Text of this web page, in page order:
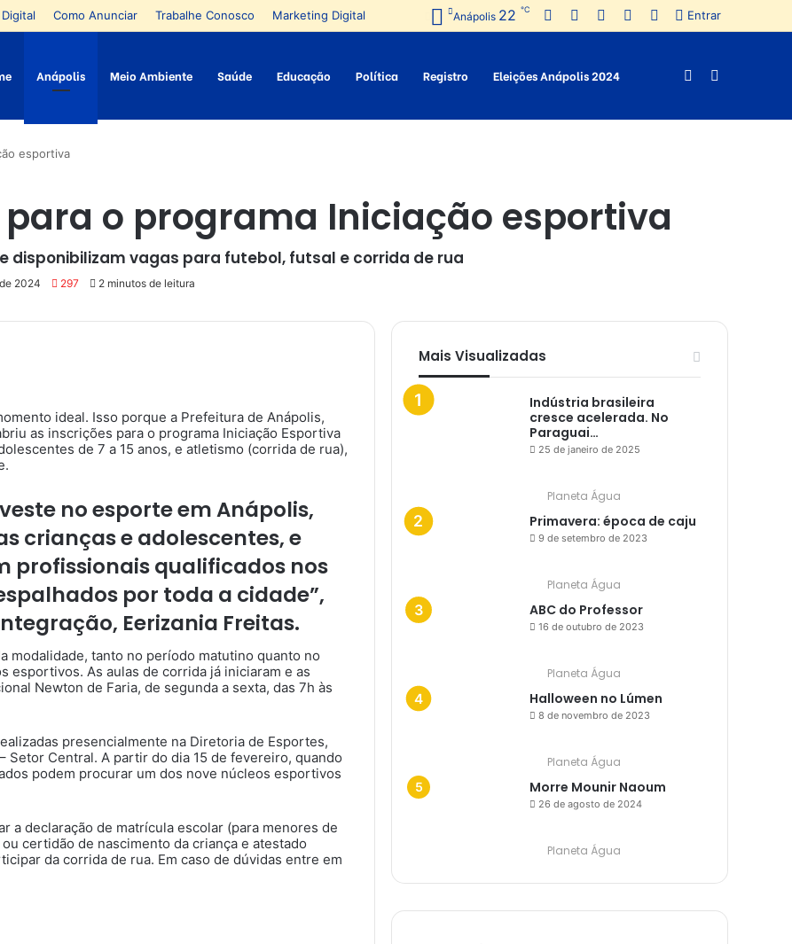
Como Anunciar Trabalhe Conosco Marketing Digital Entrar
Instagram
YouTube
Pinterest
Twitter
Facebook
Anápolis 22 ℃
Anápolis Meio Ambiente Saúde Educação Política Registro Eleições Anápolis 2024 Switch
esportiva
o programa Iniciação esportiva
disponibilizam vagas para futebol, futsal e corrida de rua
2024 297 2 minutos de leitura
ideal. Isso porque a Prefeitura de Anápolis,
as inscrições para o programa Iniciação Esportiva
de 7 a 15 anos, e atletismo (corrida de rua),
no esporte em Anápolis,
crianças e adolescentes, e
profissionais qualificados nos
por toda a cidade”,
Eerizania Freitas.
modalidade, tanto no período matutino quanto no
esportivos. As aulas de corrida já iniciaram e as
Newton de Faria, de segunda a sexta, das 7h às
presencialmente na Diretoria de Esportes,
Setor Central. A partir do dia 15 de fevereiro, quando
podem procurar um dos nove núcleos esportivos
a declaração de matrícula escolar (para menores de
certidão de nascimento da criança e atestado
da corrida de rua. Em caso de dúvidas entre em
Mais Visualizadas
Indústria brasileira
cresce acelerada. No
Paraguai…
25 de janeiro de 2025
Planeta Água
Primavera: época de caju
9 de setembro de 2023
Planeta Água
ABC do Professor
16 de outubro de 2023
Planeta Água
Halloween no Lúmen
8 de novembro de 2023
Planeta Água
Morre Mounir Naoum
26 de agosto de 2024
Planeta Água